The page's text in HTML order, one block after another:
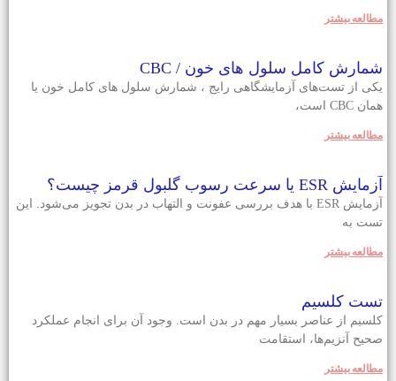
مطالعه بيشتر
شمارش کامل سلول های خون / CBC
یکی از تست‌های آزمایشگاهی رایج ، شمارش سلول های کامل خون یا
همان CBC است،
مطالعه بيشتر
آزمایش ESR یا سرعت رسوب گلبول قرمز چیست؟
آزمایش ESR با هدف بررسی عفونت و التهاب در بدن تجویز می‌شود. این
تست به
مطالعه بيشتر
تست کلسیم
کلسيم از عناصر بسيار مهم در بدن است. وجود آن برای انجام عملکرد
صحیح آنزيم‌ها، استقامت
مطالعه بيشتر